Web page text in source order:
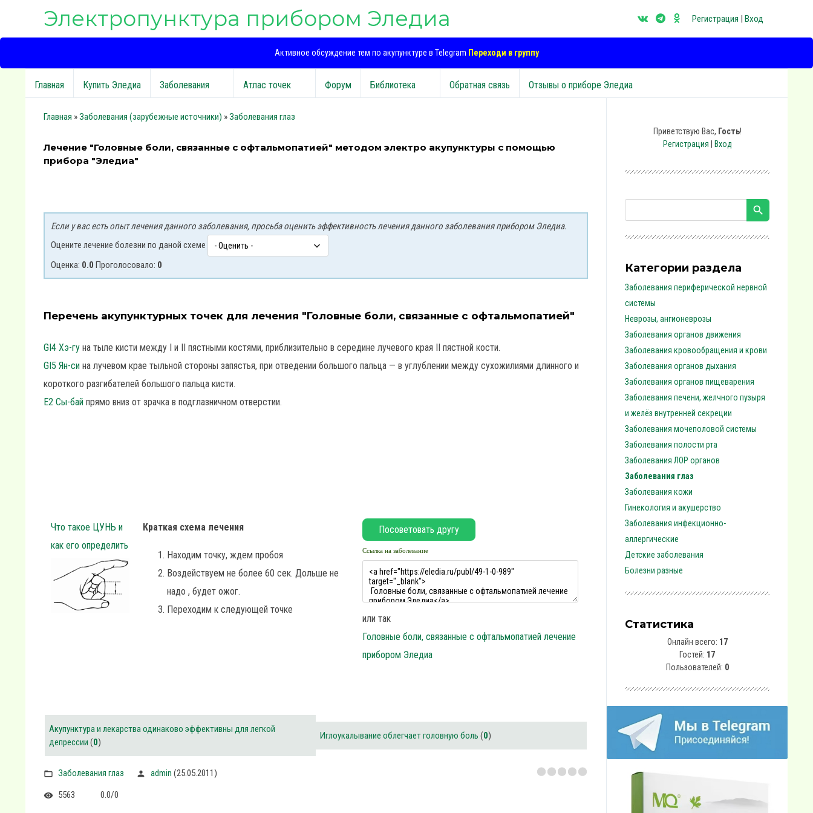
Электропунктура прибором Эледиа Регистрация | Вход
Активное обсуждение тем по акупунктуре в Telegram Переходи в группу
Главная Купить Эледиа Заболевания Атлас точек Форум Библиотека Обратная связь Отзывы о приборе Эледиа
Главная »Заболевания (зарубежные источники) »Заболевания глаз
Лечение "Головные боли, связанные с офтальмопатией" методом электро акупунктуры с помощью
прибора "Эледиа"
Если у вас есть опыт лечения данного заболевания, просьба оценить эффективность лечения данного заболевания прибором Эледиа.
Оцените лечение болезни по даной схеме
Оценка: 0.0 Проголосовало: 0
Перечень акупунктурных точек для лечения "Головные боли, связанные с офтальмопатией"
GI4 Хэ-гу на тыле кисти между I и II пястными костями, приблизительно в середине лучевого края II пястной кости.
GI5 Ян-си на лучевом крае тыльной стороны запястья, при отведении большого пальца — в углублении между сухожилиями длинного и
короткого разгибателей большого пальца кисти.
E2 Сы-бай прямо вниз от зрачка в подглазничном отверстии.
Что такое ЦУНЬ и
как его определить
Краткая схема лечения
Находим точку, ждем пробоя
Воздействуем не более 60 сек. Дольше не
надо , будет ожог.
Переходим к следующей точке
Ссылка на заболевание
или так
Головные боли, связанные с офтальмопатией лечение
прибором Эледиа
Акупунктура и лекарства одинаково эффективны для легкой
депрессии (0)
Иглоукалывание облегчает головную боль (0)
Заболевания глаз admin (25.05.2011)
5563
0.0/0
Приветствую Вас, Гость!
Регистрация
Вход
Категории раздела
Заболевания периферической нервной
системы
Неврозы, ангионеврозы
Заболевания органов движения
Заболевания кровообращения и крови
Заболевания органов дыхания
Заболевания органов пищеварения
Заболевания печени, желчного пузыря
и желёз внутренней секреции
Заболевания мочеполовой системы
Заболевания полости рта
Заболевания ЛОР органов
Заболевания глаз
Заболевания кожи
Гинекология и акушерство
Заболевания инфекционно-
аллергические
Детские заболевания
Болезни разные
Статистика
Онлайн всего: 17
Гостей: 17
Пользователей: 0